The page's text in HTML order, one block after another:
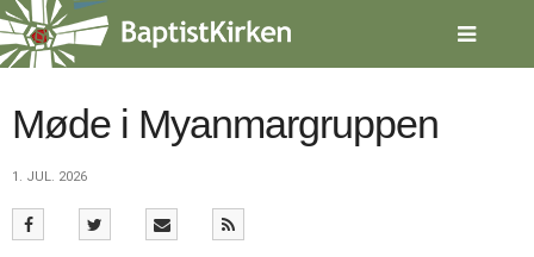
Spring
menu
over
gå
tilbage
forsiden
Møde i Myanmargruppen
1. JUL. 2026